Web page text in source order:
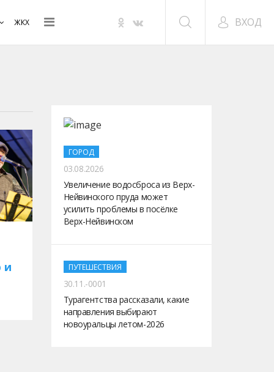
ЖКХ ВХОД
и
ГОРОД
03.08.2026
Увеличение водосброса из Верх-
Нейвинского пруда может
усилить проблемы в посёлке
Верх-Нейвинском
ПУТЕШЕСТВИЯ
30.11.-0001
Турагентства рассказали, какие
направления выбирают
новоуральцы летом-2026